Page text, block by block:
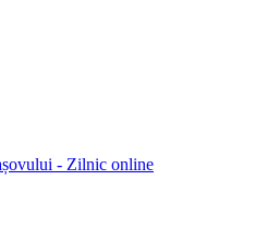
- Zilnic online